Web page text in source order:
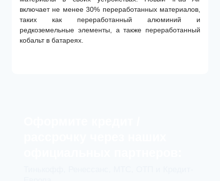
включает не менее 30% переработанных материалов,
таких как переработанный алюминий и
редкоземельные элементы, а также переработанный
кобальт в батареях.